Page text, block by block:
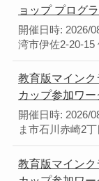
ョップ プログ
開催日時: 2026/
湾市伊佐2-20-
教育版マイン
カップ参加ワ
開催日時: 2026/
ま市石川赤崎2
教育版マイン